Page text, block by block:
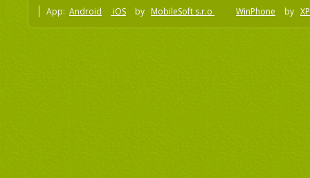
App: Android iOS by MobileSoft s.r.o WinPhone by